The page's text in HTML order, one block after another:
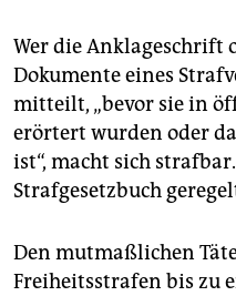
Wer die Anklageschrift
Dokumente eines
mitteilt, „bevor sie in
erörtert wurden oder
ist“, macht sich
Strafgesetzbuch
Den mutmaßlichen
Freiheitsstrafen bis zu